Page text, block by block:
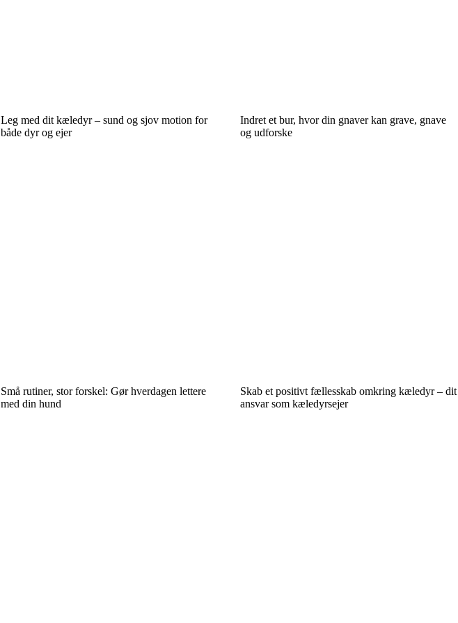
Leg med dit kæledyr – sund og sjov motion for
både dyr og ejer
Indret et bur, hvor din gnaver kan grave, gnave
og udforske
Små rutiner, stor forskel: Gør hverdagen lettere
med din hund
Skab et positivt fællesskab omkring kæledyr – dit
ansvar som kæledyrsejer